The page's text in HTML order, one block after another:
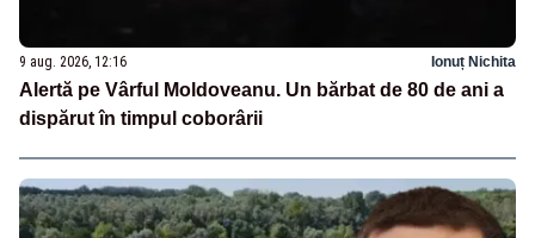
9 aug. 2026, 12:16 Ionuț Nichita
Alertă pe Vârful Moldoveanu. Un bărbat de 80 de ani a
dispărut în timpul coborârii